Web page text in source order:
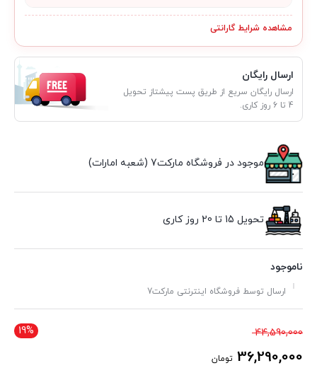
مشاهده شرایط گارانتی
ارسال رایگان
ارسال رایگان سریع از طریق پست پیشتاز تحویل
4 تا 6 روز کاری.
موجود در فروشگاه مارکت7 (شعبه امارات)
تحویل 15 تا 20 روز کاری
ناموجود
ارسال توسط فروشگاه اینترنتی مارکت7
19% 44,590,000قیمت
اصلی
36,290,000 تومان